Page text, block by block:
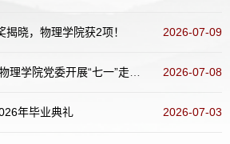
晓，物理学院获2项！ 2026-07-09
2026-07-08
年毕业典礼 2026-07-03